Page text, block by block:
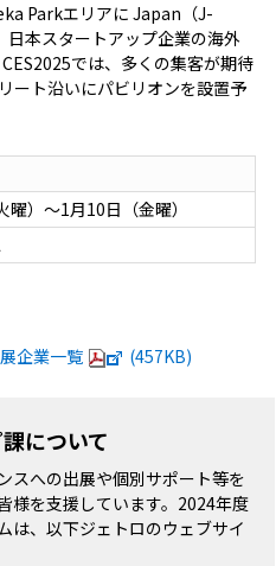
Parkエリアに Japan（J-
本スタートアップ企業の海外
では、多くの集客が期待
ート沿いにパビリオンを設置予
）～1月10日（金曜）
企業一覧
(457KB)
について
スへの出展や個別サポート等を
様を支援しています。2024年度
は、以下ジェトロのウェブサイ